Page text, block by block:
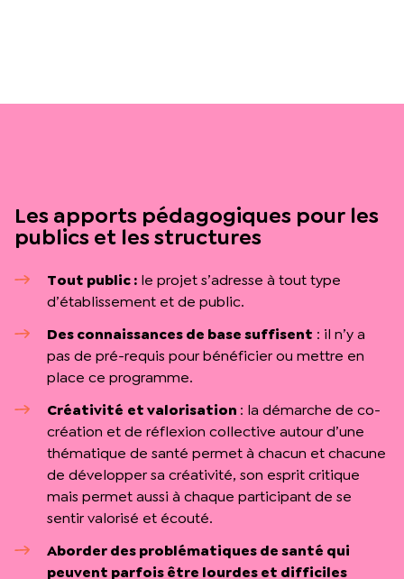
Les apports pédagogiques pour les
publics et les structures
Tout public : le projet s’adresse à tout type
d’établissement et de public.
Des connaissances de base suffisent : il n’y a
pas de pré-requis pour bénéficier ou mettre en
place ce programme.
Créativité et valorisation : la démarche de co-
création et de réflexion collective autour d’une
thématique de santé permet à chacun et chacune
de développer sa créativité, son esprit critique
mais permet aussi à chaque participant de se
sentir valorisé et écouté.
Aborder des problématiques de santé qui
peuvent parfois être lourdes et difficiles